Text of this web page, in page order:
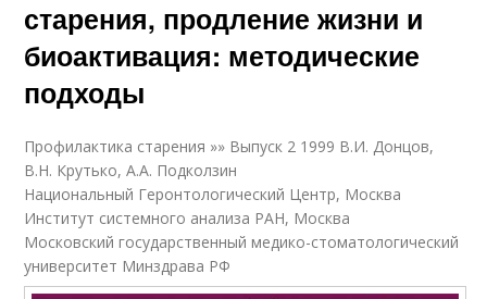
старения, продление жизни и
биоактивация: методические
подходы
Профилактика старения »» Выпуск 2 1999 В.И. Донцов,
В.Н. Крутько, А.А. Подколзин
Национальный Геронтологический Центр, Москва
Институт системного анализа РАН, Москва
Московский государственный медико-стоматологический
университет Минздрава РФ